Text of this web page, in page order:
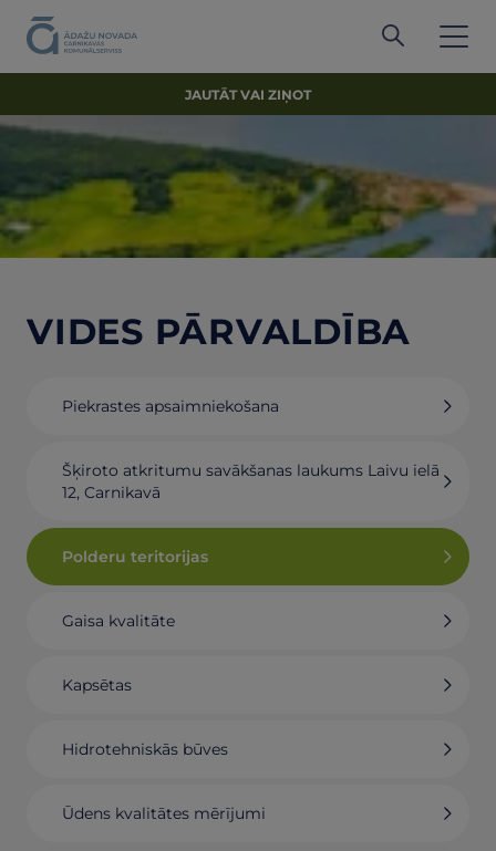
JAUTĀT VAI ZIŅOT
VIDES PĀRVALDĪBA
Piekrastes apsaimniekošana
Šķiroto atkritumu savākšanas laukums Laivu ielā
12, Carnikavā
Polderu teritorijas
Gaisa kvalitāte
Kapsētas
Hidrotehniskās būves
Ūdens kvalitātes mērījumi